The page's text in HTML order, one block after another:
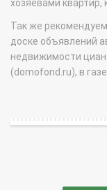
хозяевами
Так же
доске объявлений
недвижимости
(domofond.ru), в